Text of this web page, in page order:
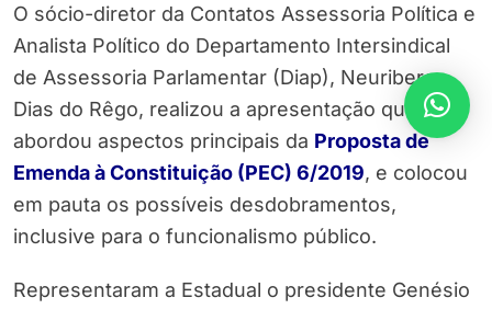
O sócio-diretor da Contatos Assessoria Política e
Analista Político do Departamento Intersindical
de Assessoria Parlamentar (Diap), Neuriberg
Dias do Rêgo, realizou a apresentação que
abordou aspectos principais da Proposta de
Emenda à Constituição (PEC) 6/2019, e colocou
em pauta os possíveis desdobramentos,
inclusive para o funcionalismo público.
Representaram a Estadual o presidente Genésio